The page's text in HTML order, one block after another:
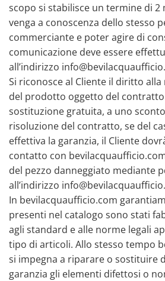
scopo si stabilisce un termine di 2
venga a conoscenza dello stesso
commerciante e poter agire di
comunicazione deve essere
all’indirizzo
Si riconosce al Cliente il diritto
del prodotto oggetto del contratto
sostituzione gratuita, a uno
risoluzione del contratto, se del
effettiva la garanzia, il Cliente
contatto con
del pezzo danneggiato mediante
all’indirizzo
In bevilacquaufficio.com
presenti nel catalogo sono stati
agli standard e alle norme legali
tipo di articoli. Allo stesso tempo
si impegna a riparare o sostituire
garanzia gli elementi difettosi o